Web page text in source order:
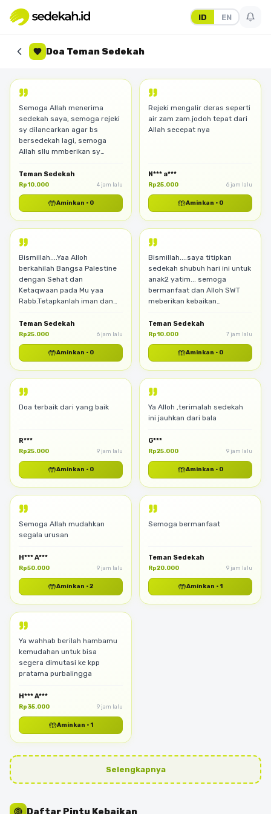
ID EN
Doa Teman Sedekah
Semoga Allah menerima
sedekah saya, semoga rejeki
sy dilancarkan agar bs
bersedekah lagi, semoga
Allah sllu mmberikan sy
dlm waktu dkt bs di
pertemukan dg jodoh sy
aminn
Teman Sedekah
Rp10.000 4 jam lalu
🤲Aminkan · 0
Rejeki mengalir deras seperti
air zam zam.jodoh tepat dari
Allah secepat nya
N*** a***
Rp25.000 6 jam lalu
🤲Aminkan · 0
Bismillah....Yaa Alloh
berkahilah Bangsa Palestine
dengan Sehat dan
Ketaqwaan pada Mu yaa
Rabb.Tetapkanlah iman dan
pada perintahMu.Aamiin
Aamiin
Teman Sedekah
Rp25.000 6 jam lalu
🤲Aminkan · 0
Bismillah....saya titipkan
sedekah shubuh hari ini untuk
anak2 yatim... semoga
bermanfaat dan Alloh SWT
meberikan kebaikan
Amiin...yra..
Teman Sedekah
Rp10.000 7 jam lalu
🤲Aminkan · 0
Doa terbaik dari yang baik
R***
Rp25.000 9 jam lalu
🤲Aminkan · 0
Ya Alloh ,terimalah sedekah
ini jauhkan dari bala
G***
Rp25.000 9 jam lalu
🤲Aminkan · 0
Semoga Allah mudahkan
segala urusan
H*** A***
Rp50.000 9 jam lalu
🤲Aminkan ·2
Semoga bermanfaat
Teman Sedekah
Rp20.000 9 jam lalu
🤲Aminkan · 1
Ya wahhab berilah hambamu
kemudahan untuk bisa
segera dimutasi ke kpp
pratama purbalingga
H*** A***
Rp35.000 9 jam lalu
🤲Aminkan · 1
Selengkapnya
Daftar Pintu Kebaikan